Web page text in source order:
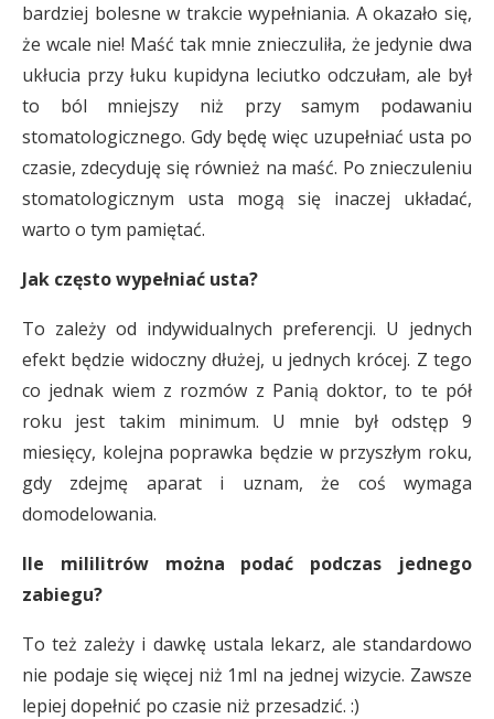
bardziej bolesne w trakcie wypełniania. A okazało się,
że wcale nie! Maść tak mnie znieczuliła, że jedynie dwa
ukłucia przy łuku kupidyna leciutko odczułam, ale był
to ból mniejszy niż przy samym podawaniu
stomatologicznego. Gdy będę więc uzupełniać usta po
czasie, zdecyduję się również na maść. Po znieczuleniu
stomatologicznym usta mogą się inaczej układać,
warto o tym pamiętać.
Jak często wypełniać usta?
To zależy od indywidualnych preferencji. U jednych
efekt będzie widoczny dłużej, u jednych krócej. Z tego
co jednak wiem z rozmów z Panią doktor, to te pół
roku jest takim minimum. U mnie był odstęp 9
miesięcy, kolejna poprawka będzie w przyszłym roku,
gdy zdejmę aparat i uznam, że coś wymaga
domodelowania.
Ile mililitrów można podać podczas jednego
zabiegu?
To też zależy i dawkę ustala lekarz, ale standardowo
nie podaje się więcej niż 1ml na jednej wizycie. Zawsze
lepiej dopełnić po czasie niż przesadzić. :)